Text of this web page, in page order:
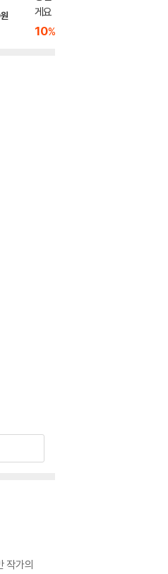
원
게요
10%
작가의